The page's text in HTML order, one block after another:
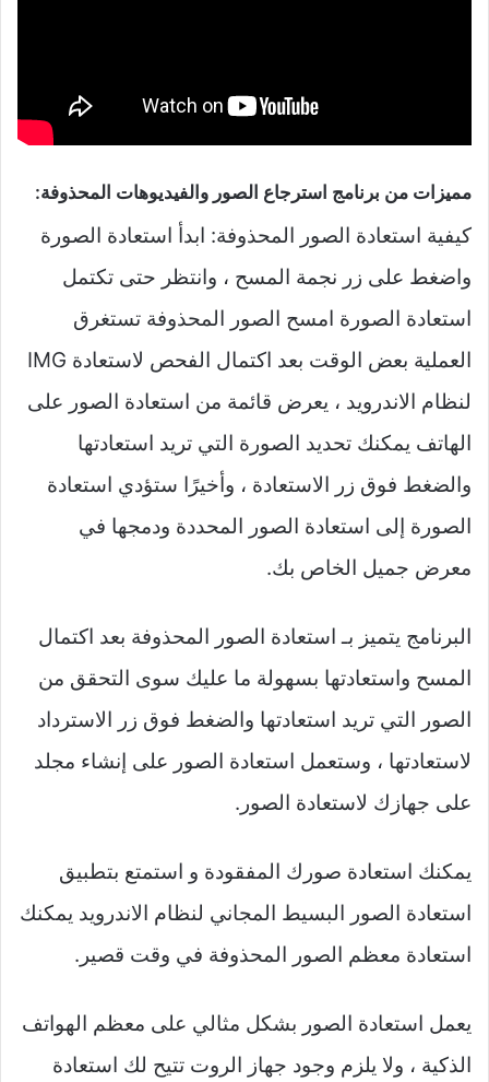
مميزات من برنامج استرجاع الصور والفيديوهات المحذوفة‏:
كيفية استعادة الصور المحذوفة: ابدأ استعادة الصورة
واضغط على زر نجمة المسح ، وانتظر حتى تكتمل
استعادة الصورة امسح الصور المحذوفة تستغرق
العملية بعض الوقت بعد اكتمال الفحص لاستعادة IMG
لنظام الاندرويد ، يعرض قائمة من استعادة الصور على
الهاتف يمكنك تحديد الصورة التي تريد استعادتها
والضغط فوق زر الاستعادة ، وأخيرًا ستؤدي استعادة
الصورة إلى استعادة الصور المحددة ودمجها في
معرض جميل الخاص بك.
البرنامج يتميز بـ استعادة الصور المحذوفة بعد اكتمال
المسح واستعادتها بسهولة ما عليك سوى التحقق من
الصور التي تريد استعادتها والضغط فوق زر الاسترداد
لاستعادتها ، وستعمل استعادة الصور على إنشاء مجلد
على جهازك لاستعادة الصور.
يمكنك استعادة صورك المفقودة و استمتع بتطبيق
استعادة الصور البسيط المجاني لنظام الاندرويد يمكنك
استعادة معظم الصور المحذوفة في وقت قصير.
يعمل استعادة الصور بشكل مثالي على معظم الهواتف
الذكية ، ولا يلزم وجود جهاز الروت تتيح لك استعادة